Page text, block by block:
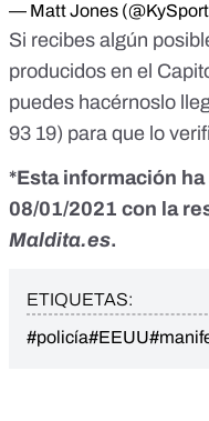
— Matt Jones
Si recibes algún
producidos en el
puedes hacérnoslo
93 19) para que lo
*Esta información ha
08/01/2021 con la
Maldita.es.
ETIQUETAS:
#policía#EEUU